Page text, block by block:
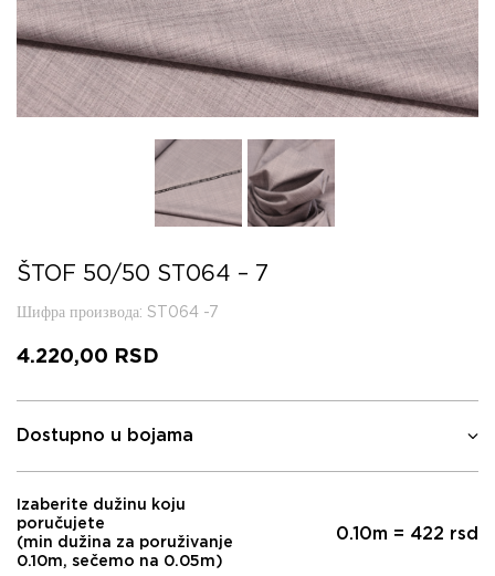
ŠTOF 50/50 ST064 – 7
Шифра производа: ST064 -7
4.220,00 RSD
Dostupno u bojama
Izaberite dužinu koju
poručujete
(min dužina za poruživanje
0.10m, sečemo na 0.05m)
0.10m = 422 rsd